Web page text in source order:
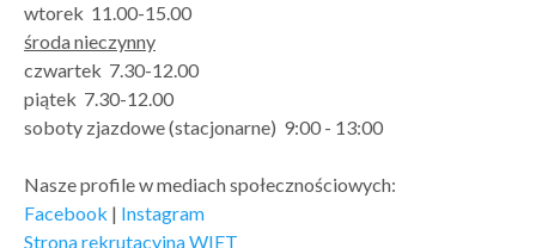
wtorek 11.00-15.00
środa nieczynny
czwartek 7.30-12.00
piątek 7.30-12.00
soboty zjazdowe (stacjonarne) 9:00 - 13:00
Nasze profile w mediach społecznościowych:
Facebook | Instagram
Strona rekrutacyjna WIET